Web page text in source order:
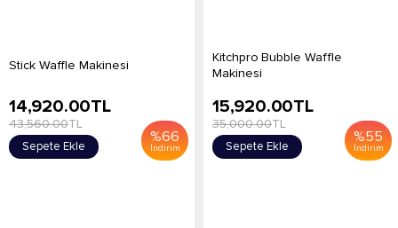
Stick Waffle Makinesi
%66
İndirim
14,920.00TL
43,560.00TL
Sepete Ekle
Kitchpro Bubble Waffle
Makinesi
%55
İndirim
15,920.00TL
35,000.00TL
Sepete Ekle